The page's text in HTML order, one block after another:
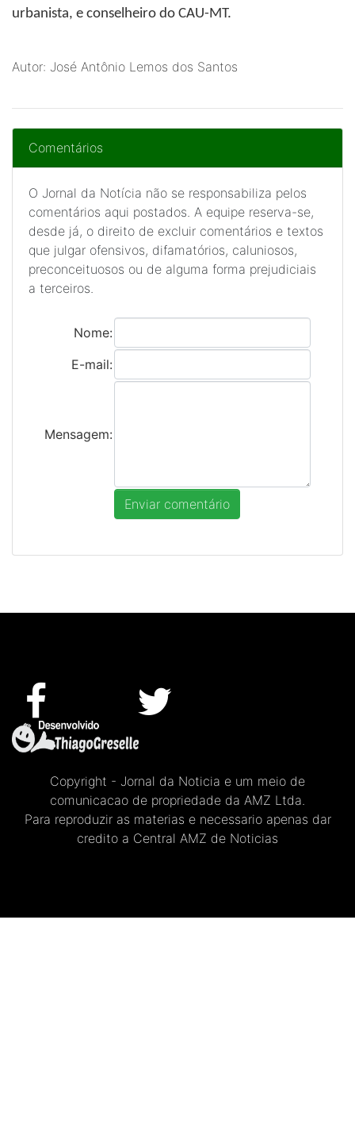
urbanista, e conselheiro do CAU-MT.
Autor: José Antônio Lemos dos Santos
Comentários
O Jornal da Notícia não se responsabiliza pelos
comentários aqui postados. A equipe reserva-se,
desde já, o direito de excluir comentários e textos
que julgar ofensivos, difamatórios, caluniosos,
preconceituosos ou de alguma forma prejudiciais
a terceiros.
Nome:
E-mail:
Mensagem:
Copyright - Jornal da Noticia e um meio de
comunicacao de propriedade da AMZ Ltda.
Para reproduzir as materias e necessario apenas dar
credito a Central AMZ de Noticias